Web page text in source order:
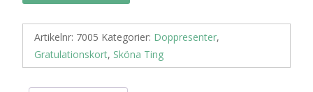
Artikelnr: 7005 Kategorier: Doppresenter,
Gratulationskort, Sköna Ting